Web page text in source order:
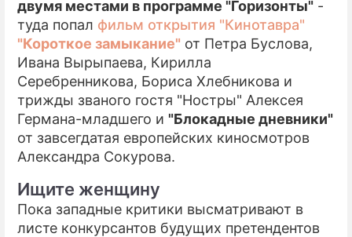
двумя местами в программе "Горизонты" -
туда попал фильм открытия "Кинотавра"
"Короткое замыкание" от Петра Буслова,
Ивана Вырыпаева, Кирилла
Серебренникова, Бориса Хлебникова и
трижды званого гостя "Ностры" Алексея
Германа-младшего и "Блокадные дневники"
от завсегдатая европейских киносмотров
Александра Сокурова.
Ищите женщину
Пока западные критики высматривают в
листе конкурсантов будущих претендентов